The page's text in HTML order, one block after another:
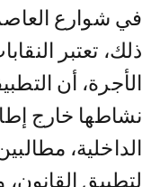
في شوارع
ذلك، تعتبر
الأجرة، أن
نشاطها خارج
الداخلية،
لتطبيق